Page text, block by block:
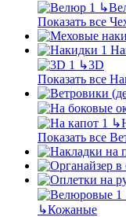
↳
Показать все
↳3D
Показать все
↳
Показать все
↳Кожаные